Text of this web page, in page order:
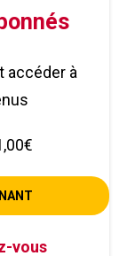
accéder à
vous